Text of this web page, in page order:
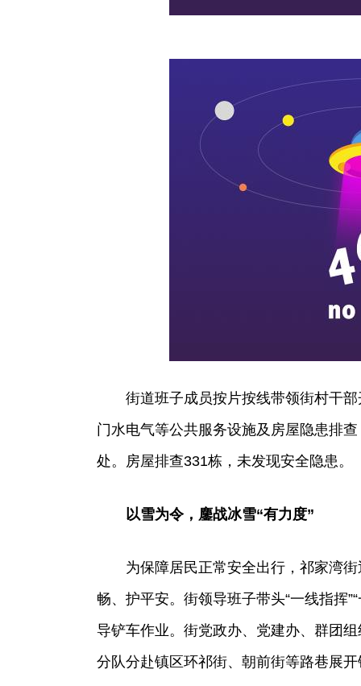
街道班子成员按片按线带领街村干
门水电气等公共服务设施及房屋隐患排
处。房屋排查331栋，未发现安全隐患。
以雪为令，鏖战冰雪“有力度”
为保障居民正常安全出行，祁家湾街
畅、护平安。街领导班子带头“一线指挥
导铲车作业。街党政办、党建办、群团
分队分赴镇区环祁街、朝前街等路巷展